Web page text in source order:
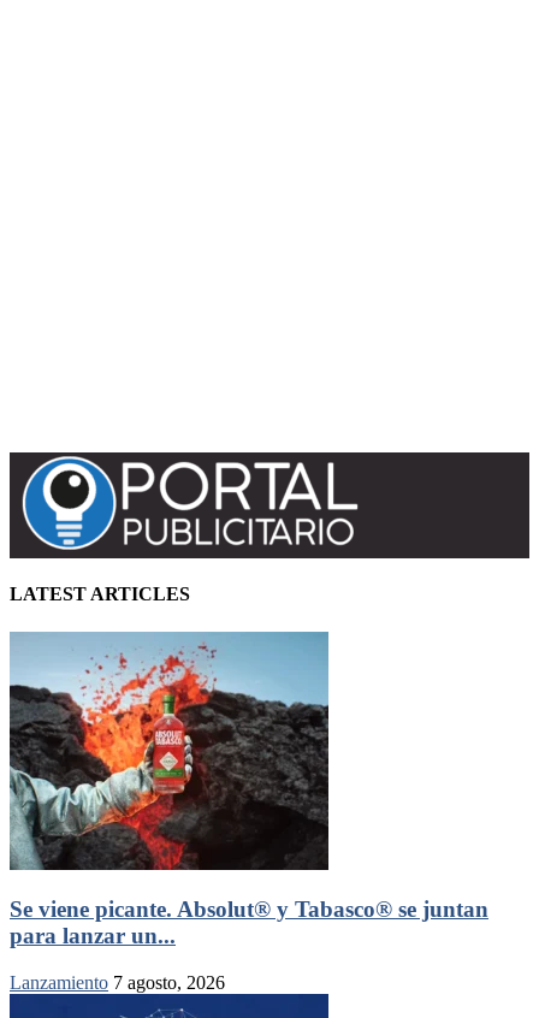
LATEST ARTICLES
Se viene picante. Absolut® y Tabasco® se juntan
para lanzar un...
Lanzamiento 7 agosto, 2026